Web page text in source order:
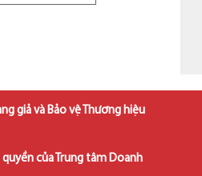
giả và Bảo vệ Thương hiệu
của Trung tâm Doanh